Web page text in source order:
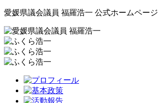
愛媛県議会議員 福羅浩一 公式ホームページ